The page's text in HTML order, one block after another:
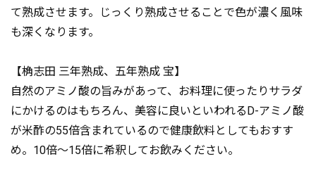
て熟成させます。じっくり熟成させることで色が濃く風味
も深くなります。
【桷志田 三年熟成、五年熟成 宝】
自然のアミノ酸の旨みがあって、お料理に使ったりサラダ
にかけるのはもちろん、美容に良いといわれるD-アミノ酸
が米酢の55倍含まれているので健康飲料としてもおすす
め。10倍～15倍に希釈してお飲みください。